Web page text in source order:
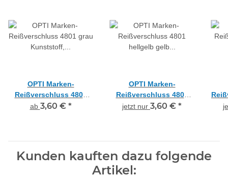
OPTI Marken-
Reißverschluss 4801
grau Kunststoff, nicht
ab 3,60 € *
OPTI Marken-
Reißverschluss 4801
hellgelb gelb
jetzt nur 3,60 € *
Kunden kauften dazu folgende
Artikel: